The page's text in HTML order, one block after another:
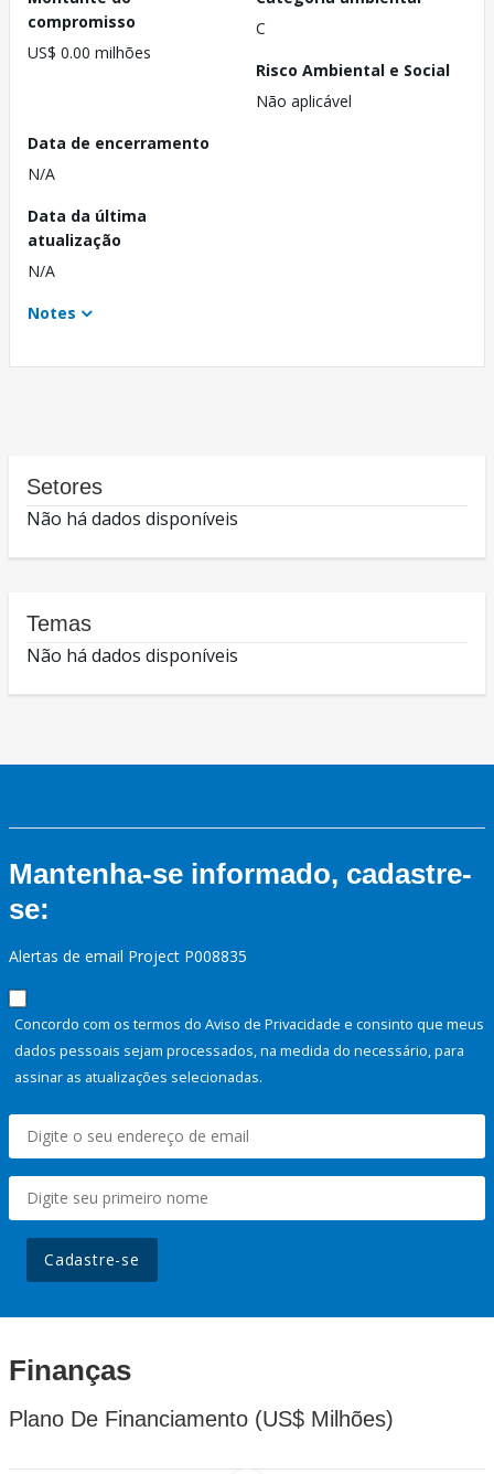
compromisso
US$ 0.00 milhões
C
Risco Ambiental e Social
Não aplicável
Data de encerramento
N/A
Data da última
atualização
N/A
Notes
Setores
Não há dados disponíveis
Temas
Não há dados disponíveis
Mantenha-se informado, cadastre-
se:
Alertas de email Project P008835
Concordo com os termos do Aviso de Privacidade e consinto que meus
dados pessoais sejam processados, na medida do necessário, para
assinar as atualizações selecionadas.
Cadastre-se
Finanças
Plano De Financiamento (US$ Milhões)